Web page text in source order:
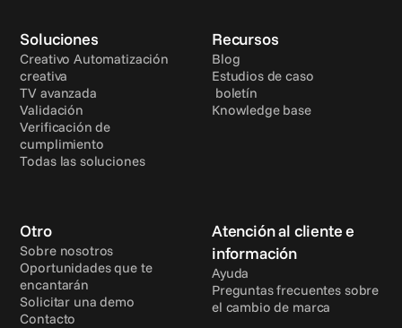
Soluciones
Creativo Automatización
creativa
TV avanzada
Validación
Verificación de
cumplimiento
Todas las soluciones
Recursos
Blog
Estudios de caso
boletín
Knowledge base
Otro
Sobre nosotros
Oportunidades que te
encantarán
Solicitar una demo
Contacto
Atención al cliente e
información
Ayuda
Preguntas frecuentes sobre
el cambio de marca